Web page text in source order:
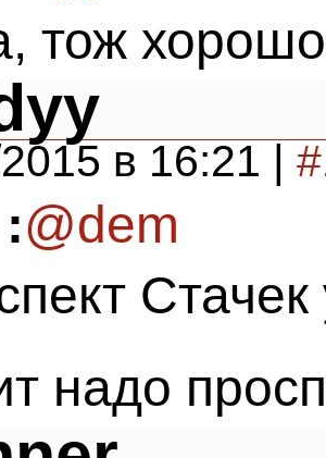
тож
в 16:21 |
:@dem
надо